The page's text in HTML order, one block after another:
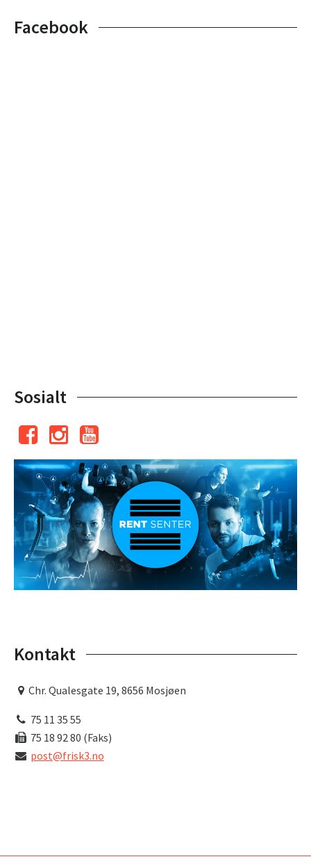
Facebook
Sosialt
Kontakt
Chr. Qualesgate 19, 8656 Mosjøen
75 11 35 55
75 18 92 80 (Faks)
post@frisk3.no